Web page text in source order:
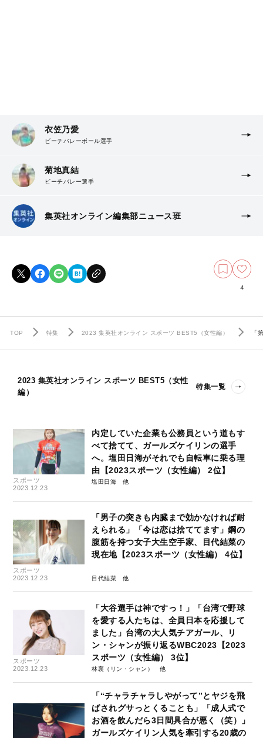
衣笠乃愛
ビーチバレーボール選手
菊地真結
ビーチバレー選手
集英社オンライン編集部ニュース班
4
TOP 特集 2023 集英社オンライン スポーツ BEST5（女性編） 「
2023 集英社オンライン スポーツ BEST5（女性
編）
特集一覧
スポーツ
2023.12.23
内定していた企業も公務員という道もす
べて捨てて、ガールズケイリンの選手
へ。塩田日海がそれでも自転車に乗る理
由【2023スポーツ（女性編） 2位】
塩田日海
スポーツ
2023.12.23
「男子の突きも内臓まで効かなければ耐
えられる」「今は恋は捨ててます」鋼の
腹筋を持つ女子大生空手家、目代結菜の
現在地【2023スポーツ（女性編） 4位】
目代結菜
スポーツ
2023.12.23
「大谷選手は神ですっ！」「台湾で野球
を愛する人たちは、全員日本を応援して
ました」台湾の大人気チアガール、リ
ン・シャンが振り返るWBC2023【2023
スポーツ（女性編） 3位】
林襄（リン・シャン）
「“チャラチャラしやがって”とヤジを飛
ばされグサっとくることも」「成人式で
お酒を飲んだら3日間具合が悪く（笑）」
ガールズケイリン人気を牽引する20歳の